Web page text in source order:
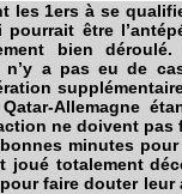
les 1ers à se
pourrait être
bien
n’y a pas eu de
Allemagne
ne doivent
minutes
joué totalement
faire douter